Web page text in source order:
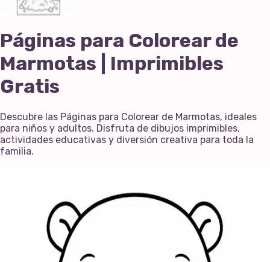
Páginas para Colorear de
Marmotas | Imprimibles
Gratis
Descubre las Páginas para Colorear de Marmotas, ideales
para niños y adultos. Disfruta de dibujos imprimibles,
actividades educativas y diversión creativa para toda la
familia.